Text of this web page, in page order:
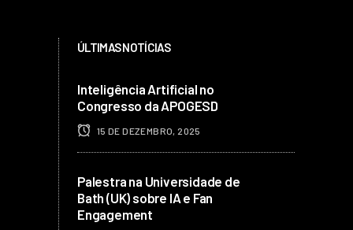
ÚLTIMAS NOTÍCIAS
Inteligência Artificial no
Congresso da APOGESD
15 DE DEZEMBRO, 2025
Palestra na Universidade de
Bath (UK) sobre IA e Fan
Engagement